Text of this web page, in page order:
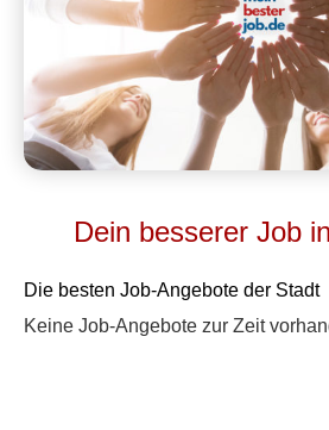
Dein besserer Job
Die besten Job-Angebote der Stadt
Keine Job-Angebote zur Zeit